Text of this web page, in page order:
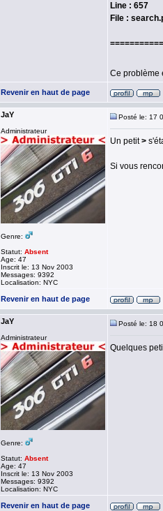
Line : 657
File :
Ce problème
Revenir en haut de page
JaY
Administrateur
Genre:
Statut: Absent
Age: 47
Inscrit le: 13 Nov 2003
Messages: 9392
Localisation: NYC
Posté le: 17
Un petit>
Si vous
Revenir en haut de page
JaY
Administrateur
Genre:
Statut: Absent
Age: 47
Inscrit le: 13 Nov 2003
Messages: 9392
Localisation: NYC
Posté le: 18
Quelques
Revenir en haut de page